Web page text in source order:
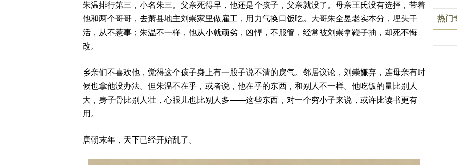
朱温排行第三，小名朱三。父亲死得早，他还是个孩子，父亲就没了。母亲王氏没有选择，带着
他和两个哥哥，去萧县地主刘崇家里做雇工，用力气换口饭吃。大哥朱全昱老实本分，埋头干
活，从不惹事；朱温不一样，他从小就顽劣，凶悍，不服管，经常被刘崇拿鞭子抽，却死不悔
改。
乡亲们不喜欢他，觉得这个孩子身上有一股子说不清的戾气。邻居议论，刘崇嫌弃，连母亲有时
候也拿他没办法。但朱温不在乎，或者说，他在乎的东西，和别人不一样。他吃饭的量比别人
大，身子骨比别人壮，心眼儿也比别人多——这些东西，对一个穷小子来说，或许比读书更有
用。
唐朝末年，天下已经开始乱了。
热门